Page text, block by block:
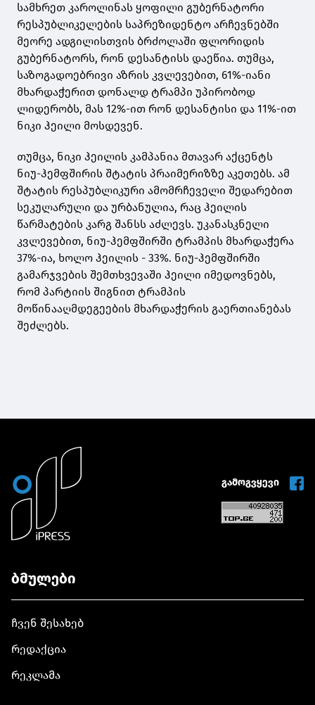
სამხრეთ კაროლინას ყოფილი გუბერნატორი
რესპუბლიკელების საპრეზიდენტო არჩევნებში
მეორე ადგილისთვის ბრძოლაში ფლორიდის
გუბერნატორს, რონ დესანტისს დაეწია. თუმცა,
საზოგადოებრივი აზრის კვლევებით, 61%-იანი
მხარდაჭერით დონალდ ტრამპი უპირობოდ
ლიდერობს, მას 12%-ით რონ დესანტისი და 11%-ით
ნიკი ჰეილი მოსდევენ.
თუმცა, ნიკი ჰეილის კამპანია მთავარ აქცენტს
ნიუ-ჰემფშირის შტატის პრაიმერიზზე აკეთებს. ამ
შტატის რესპუბლიკური ამომრჩეველი შედარებით
სეკულარული და ურბანულია, რაც ჰეილის
წარმატების კარგ შანსს აძლევს. უკანასკნელი
კვლევებით, ნიუ-ჰემფშირში ტრამპის მხარდაჭერა
37%-ია, ხოლო ჰეილის - 33%. ნიუ-ჰემფშირში
გამარჯვების შემთხვევაში ჰეილი იმედოვნებს,
რომ პარტიის შიგნით ტრამპის
მოწინააღმდეგეების მხარდაჭერის გაერთიანებას
შეძლებს.
გამოგვყევი
ბმულები
ჩვენ შესახებ
რედაქცია
რეკლამა